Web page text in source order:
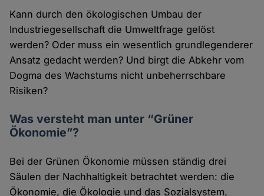
Kann durch den ökologischen Umbau der
Industriegesellschaft die Umweltfrage gelöst
werden? Oder muss ein wesentlich grundlegenderer
Ansatz gedacht werden? Und birgt die Abkehr vom
Dogma des Wachstums nicht unbeherrschbare
Risiken?
Was versteht man unter “Grüner
Ökonomie”?
Bei der Grünen Ökonomie müssen ständig drei
Säulen der Nachhaltigkeit betrachtet werden: die
Ökonomie, die Ökologie und das Sozialsystem.